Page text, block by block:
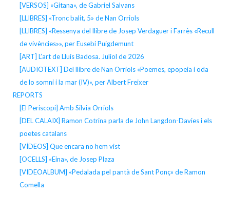
[VERSOS] «Gitana», de Gabriel Salvans
[LLIBRES] «Tronc balit, 5» de Nan Orriols
[LLIBRES] «Ressenya del llibre de Josep Verdaguer i Farrès «Recull
de vivències»», per Eusebi Puigdemunt
[ART] L’art de Lluís Badosa. Juliol de 2026
[AUDIOTEXT] Del llibre de Nan Orriols «Poemes, epopeia i oda
de lo somni i la mar (IV)», per Albert Freixer
REPORTS
[El Periscopi] Amb Silvia Orriols
[DEL CALAIX] Ramon Cotrina parla de John Langdon-Davies i els
poetes catalans
[VÍDEOS] Que encara no hem vist
[OCELLS] «Eina», de Josep Plaza
[VIDEOALBUM] «Pedalada pel pantà de Sant Ponç» de Ramon
Comella